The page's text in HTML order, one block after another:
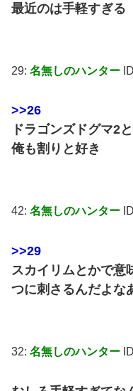
最近のは手軽すぎる
29: 名無しのハンター
>>26
ドラゴンズドグマ2
俺も割りと好き
42: 名無しのハンター
>>29
スカイリムとかで意
つに刺さるんだよな
32: 名無しのハンター